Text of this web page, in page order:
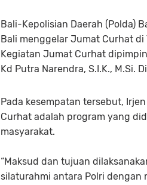
Bali-Kepolisian Daerah (Polda)
Bali menggelar Jumat Curhat
Kegiatan Jumat Curhat
Kd Putra Narendra, S.I.K., M.Si.
Pada kesempatan tersebut,
Curhat adalah program yang
masyarakat.
“Maksud dan tujuan
silaturahmi antara Polri dengan